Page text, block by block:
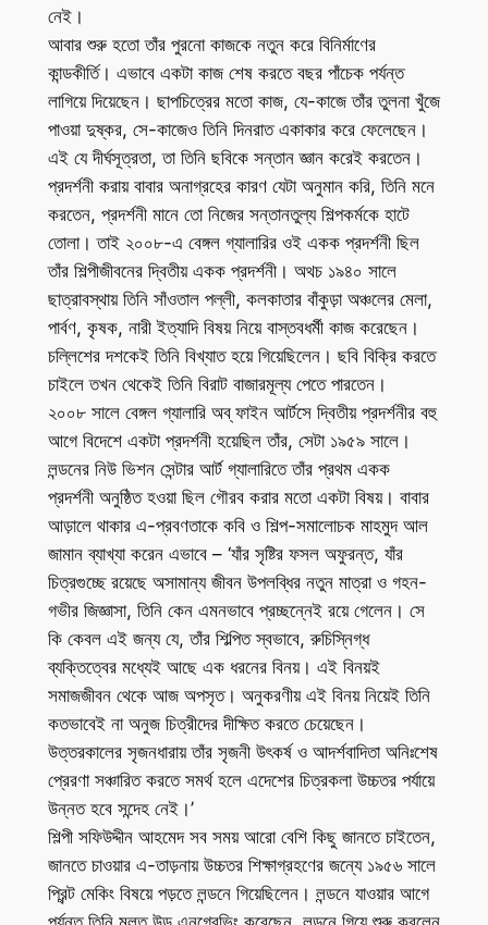
নেই।
আবার শুরু হতো তাঁর পুরনো কাজকে নতুন করে বিনির্মাণের
কান্ডকীর্তি। এভাবে একটা কাজ শেষ করতে বছর পাঁচেক পর্যন্ত
লাগিয়ে দিয়েছেন। ছাপচিত্রের মতো কাজ, যে-কাজে তাঁর তুলনা খুঁজে
পাওয়া দুষ্কর, সে-কাজেও তিনি দিনরাত একাকার করে ফেলেছেন।
এই যে দীর্ঘসূত্রতা, তা তিনি ছবিকে সন্তান জ্ঞান করেই করতেন।
প্রদর্শনী করায় বাবার অনাগ্রহের কারণ যেটা অনুমান করি, তিনি মনে
করতেন, প্রদর্শনী মানে তো নিজের সন্তানতুল্য শিল্পকর্মকে হাটে
তোলা। তাই ২০০৮-এ বেঙ্গল গ্যালারির ওই একক প্রদর্শনী ছিল
তাঁর শিল্পীজীবনের দ্বিতীয় একক প্রদর্শনী। অথচ ১৯৪০ সালে
ছাত্রাবস্থায় তিনি সাঁওতাল পল্লী, কলকাতার বাঁকুড়া অঞ্চলের মেলা,
পার্বণ, কৃষক, নারী ইত্যাদি বিষয় নিয়ে বাস্তবধর্মী কাজ করেছেন।
চল্লিশের দশকেই তিনি বিখ্যাত হয়ে গিয়েছিলেন। ছবি বিক্রি করতে
চাইলে তখন থেকেই তিনি বিরাট বাজারমূল্য পেতে পারতেন।
২০০৮ সালে বেঙ্গল গ্যালারি অব্ ফাইন আর্টসে দ্বিতীয় প্রদর্শনীর বহু
আগে বিদেশে একটা প্রদর্শনী হয়েছিল তাঁর, সেটা ১৯৫৯ সালে।
লন্ডনের নিউ ভিশন সেন্টার আর্ট গ্যালারিতে তাঁর প্রথম একক
প্রদর্শনী অনুষ্ঠিত হওয়া ছিল গৌরব করার মতো একটা বিষয়। বাবার
আড়ালে থাকার এ-প্রবণতাকে কবি ও শিল্প-সমালোচক মাহমুদ আল
জামান ব্যাখ্যা করেন এভাবে – ‘যাঁর সৃষ্টির ফসল অফুরন্ত, যাঁর
চিত্রগুচ্ছে রয়েছে অসামান্য জীবন উপলব্ধির নতুন মাত্রা ও গহন-
গভীর জিজ্ঞাসা, তিনি কেন এমনভাবে প্রচ্ছন্নেই রয়ে গেলেন। সে
কি কেবল এই জন্য যে, তাঁর শিল্পিত স্বভাবে, রুচিস্নিগ্ধ
ব্যক্তিত্বের মধ্যেই আছে এক ধরনের বিনয়। এই বিনয়ই
সমাজজীবন থেকে আজ অপসৃত। অনুকরণীয় এই বিনয় নিয়েই তিনি
কতভাবেই না অনুজ চিত্রীদের দীক্ষিত করতে চেয়েছেন।
উত্তরকালের সৃজনধারায় তাঁর সৃজনী উৎকর্ষ ও আদর্শবাদিতা অনিঃশেষ
প্রেরণা সঞ্চারিত করতে সমর্থ হলে এদেশের চিত্রকলা উচ্চতর পর্যায়ে
উন্নত হবে সন্দেহ নেই।’
শিল্পী সফিউদ্দীন আহমেদ সব সময় আরো বেশি কিছু জানতে চাইতেন,
জানতে চাওয়ার এ-তাড়নায় উচ্চতর শিক্ষাগ্রহণের জন্যে ১৯৫৬ সালে
প্রিন্ট মেকিং বিষয়ে পড়তে লন্ডনে গিয়েছিলেন। লন্ডনে যাওয়ার আগে